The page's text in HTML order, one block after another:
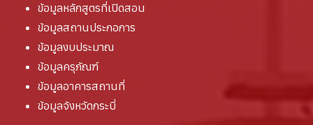
ข้อมูลหลักสูตรที่เปิดสอน
ข้อมูลสถานประกอการ
ข้อมูลงบประมาณ
ข้อมูลครุภัณฑ์
ข้อมูลอาคารสถานที่
ข้อมูลจังหวัดกระบี่